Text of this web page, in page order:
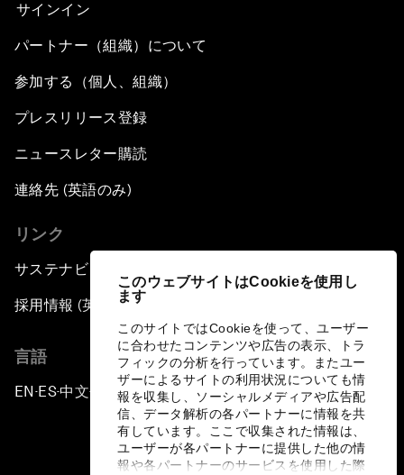
このウェブサイトはCookieを使用し
ます
このサイトではCookieを使って、ユーザー
に合わせたコンテンツや広告の表示、トラ
フィックの分析を行っています。またユー
ザーによるサイトの利用状況についても情
報を収集し、ソーシャルメディアや広告配
信、データ解析の各パートナーに情報を共
有しています。ここで収集された情報は、
ユーザーが各パートナーに提供した他の情
報や各パートナーのサービスを使用した際
サインイン
パートナー（組織）について
参加する（個人、組織）
プレスリリース登録
ニュースレター購読
連絡先 (英語のみ)
リンク
サステナビリティへの取り組み
採用情報 (英語のみ)
言語
EN ▪ES▪中文▪ 日本語